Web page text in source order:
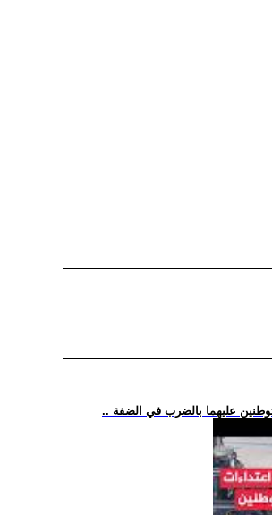
عليهما بالضرب في الضفة